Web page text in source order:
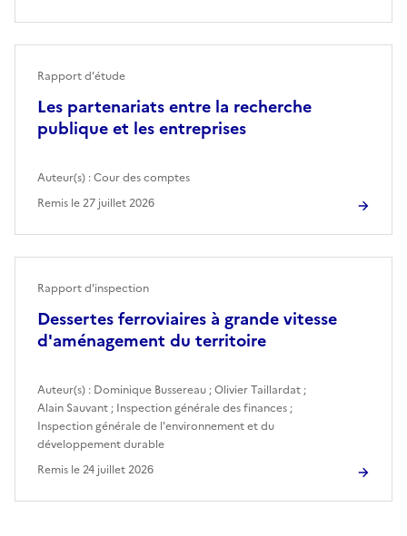
Les partenariats entre la recherche
publique et les entreprises
Rapport d'étude
Auteur(s) :Cour des comptes
Remis le27 juillet 2026
Dessertes ferroviaires à grande vitesse
d'aménagement du territoire
Rapport d'inspection
Auteur(s) : Dominique Bussereau ;Olivier Taillardat ;
Alain Sauvant ; Inspection générale des finances ;
Inspection générale de l'environnement et du
développement durable
Remis le24 juillet 2026